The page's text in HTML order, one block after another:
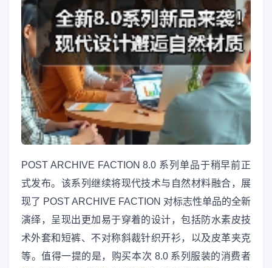
POST ARCHIVE FACTION 8.0 系列单品于稍早前正
式发布。该系列继续将现代技术与自然材料融合，展
现了 POST ARCHIVE FACTION 对标志性单品的全新
演绎，呈现出更加易于穿着的设计，包括防水素皮技
术外套和短裤、不对称斜裁针织开衫，以及皮革夹克
等。值得一提的是，购买本次 8.0 系列服装的消费者